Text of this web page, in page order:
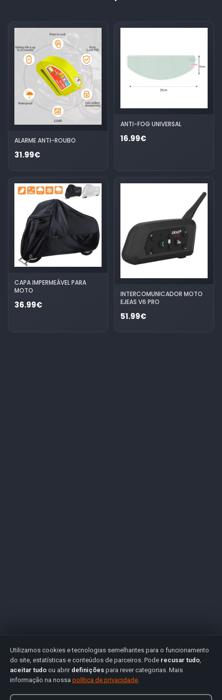
ALARME ANTI-ROUBO
31.99€
ANTI-FOG UNIVERSAL
16.99€
CAPA IMPERMEÁVEL PARA
MOTO
36.99€
INTERCOMUNICADOR MOTO
EJEAS V6 PRO
51.99€
Utilizamos cookies e tecnologias semelhantes para o funcionamento
do site, estatísticas e conteúdos de parceiros. Pode recusar tudo,
aceitar tudo ou abrir definições para rever categorias. Mais
informação na nossa política de privacidade.